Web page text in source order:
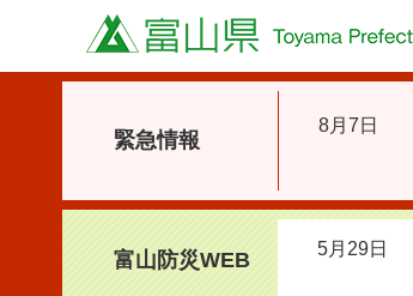
富山県
緊急情報
8月7日
富山防災WEB 5月29日